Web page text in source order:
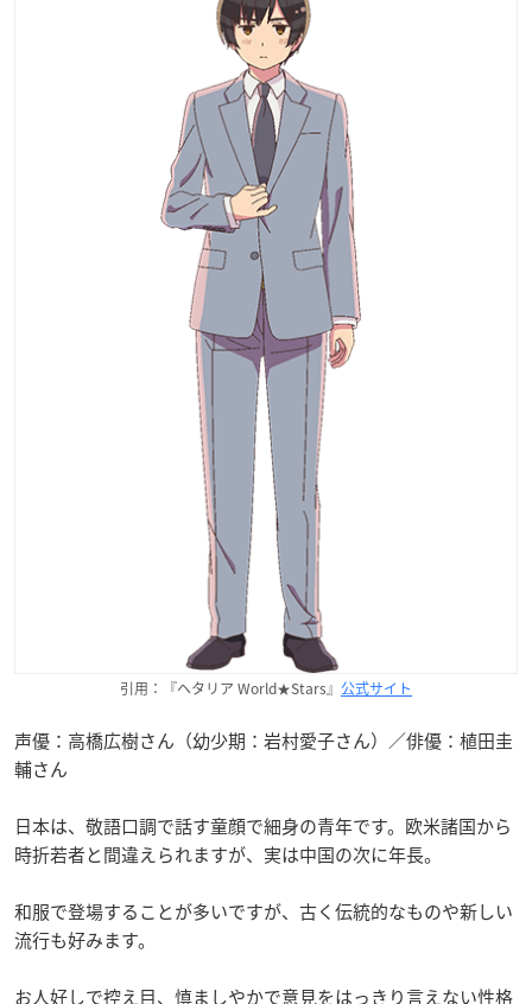
引用：『ヘタリア World★Stars』 公式サイト
声優：高橋広樹さん（幼少期：岩村愛子さん）／俳優：植田圭
輔さん
日本は、敬語口調で話す童顔で細身の青年です。欧米諸国から
時折若者と間違えられますが、実は中国の次に年長。
和服で登場することが多いですが、古く伝統的なものや新しい
流行も好みます。
お人好しで控え目、慎ましやかで意見をはっきり言えない性格